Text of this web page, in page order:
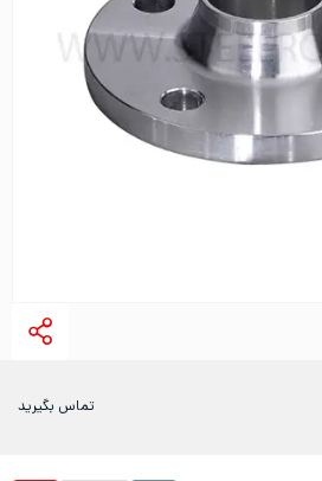
تماس بگیرید